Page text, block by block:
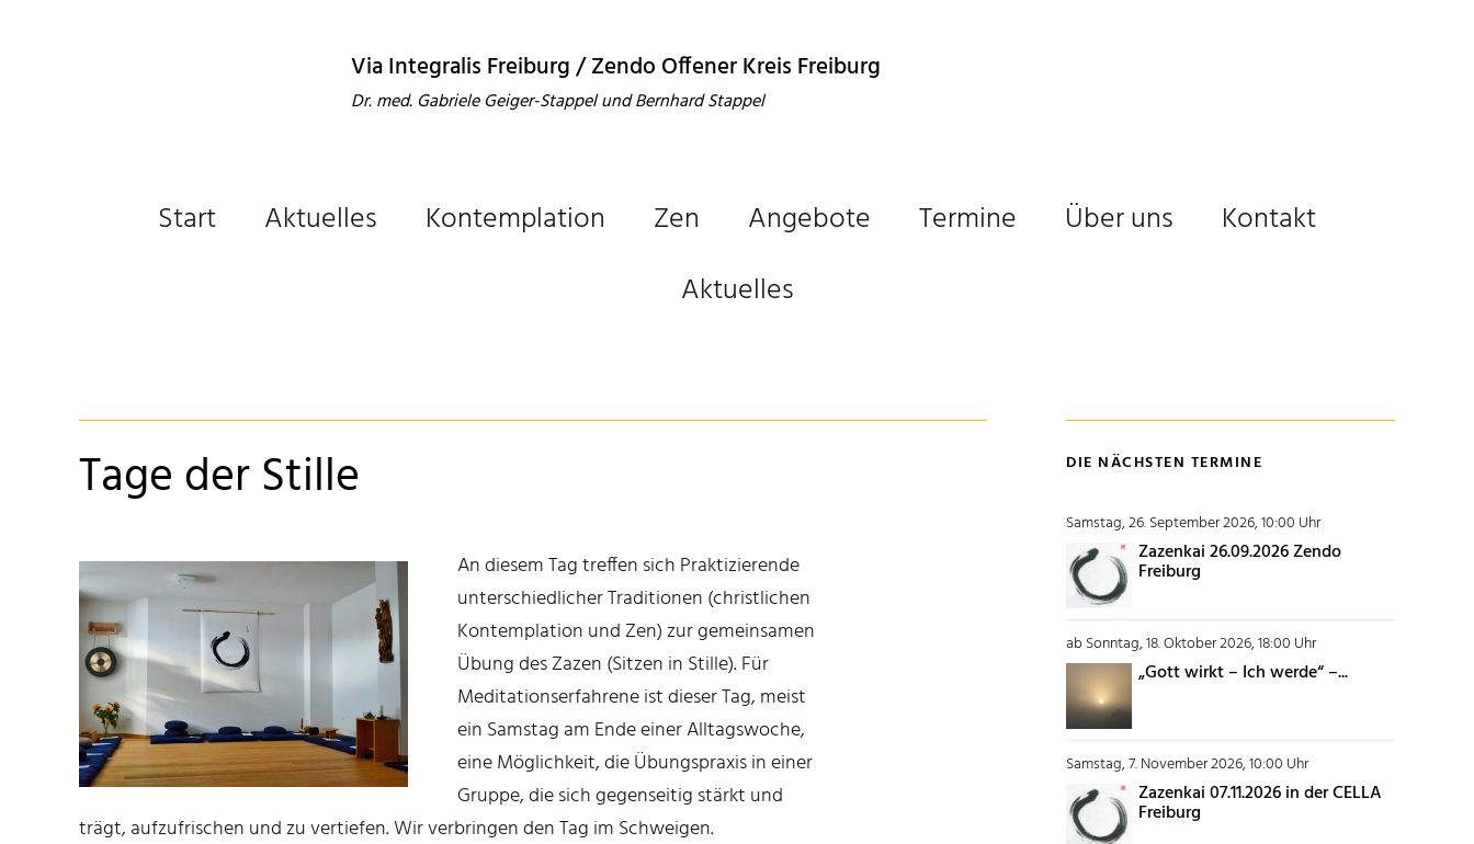
Via Integralis Freiburg / Zendo Offener Kreis Freiburg
Dr. med. Gabriele Geiger-Stappel und Bernhard Stappel
Start Aktuelles Kontemplation Zen Angebote Termine Über uns
Kontakt
Aktuelles
Tage der Stille
An diesem Tag treffen sich Praktizierende
unterschiedlicher Traditionen (christlichen
Kontemplation und Zen) zur gemeinsamen
Übung des Zazen (Sitzen in Stille). Für
Meditationserfahrene ist dieser Tag, meist
ein Samstag am Ende einer Alltagswoche,
eine Möglichkeit, die Übungspraxis in einer
Gruppe, die sich gegenseitig stärkt und
trägt, aufzufrischen und zu vertiefen. Wir verbringen den Tag im Schweigen.
DIE NÄCHSTEN TERMINE
Samstag, 26. September 2026, 10:00 Uhr
Zazenkai 26.09.2026 Zendo
Freiburg
ab Sonntag, 18. Oktober 2026, 18:00 Uhr
„Gott wirkt – Ich werde“ –...
Samstag, 7. November 2026, 10:00 Uhr
Zazenkai 07.11.2026 in der CELLA
Freiburg